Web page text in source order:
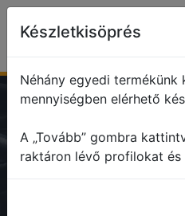
profile Korona
Készletkisöprés
Néhány egyedi
mennyiségben elérhető
A „Tovább” gombra
raktáron lévő profilokat és